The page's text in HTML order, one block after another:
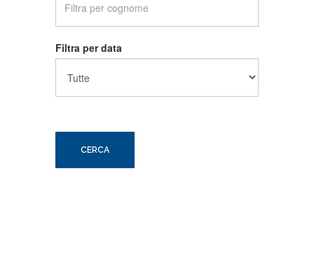
Filtra per data